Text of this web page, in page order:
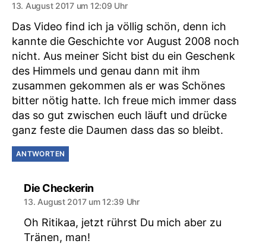
13. August 2017 um 12:09 Uhr
Das Video find ich ja völlig schön, denn ich
kannte die Geschichte vor August 2008 noch
nicht. Aus meiner Sicht bist du ein Geschenk
des Himmels und genau dann mit ihm
zusammen gekommen als er was Schönes
bitter nötig hatte. Ich freue mich immer dass
das so gut zwischen euch läuft und drücke
ganz feste die Daumen dass das so bleibt.
ANTWORTEN
Die Checkerinsagt:
13. August 2017 um 12:39 Uhr
Oh Ritikaa, jetzt rührst Du mich aber zu
Tränen, man!